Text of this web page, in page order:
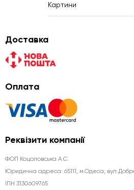
Картини
Доставка
Оплата
Реквізити компанії
ФОП Коцоловська А.С.
Юридична aдреса: 65111, м.Одеса,
ІПН 3130609765